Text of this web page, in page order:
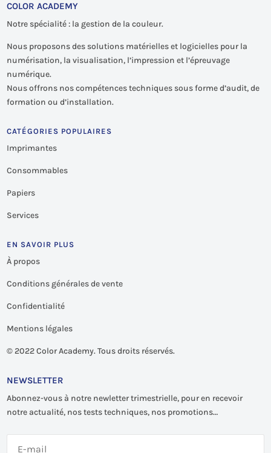
COLOR ACADEMY
Notre spécialité : la gestion de la couleur.
Nous proposons des solutions matérielles et logicielles pour la
numérisation, la visualisation, l’impression et l’épreuvage
numérique.
Nous offrons nos compétences techniques sous forme d’audit, de
formation ou d’installation.
CATÉGORIES POPULAIRES
Imprimantes
Consommables
Papiers
Services
EN SAVOIR PLUS
À propos
Conditions générales de vente
Confidentialité
Mentions légales
© 2022 Color Academy. Tous droits réservés.
NEWSLETTER
Abonnez-vous à notre newletter trimestrielle, pour en recevoir
notre actualité, nos tests techniques, nos promotions…